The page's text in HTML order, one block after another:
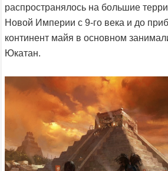
распространялось на большие
Новой Империи с 9-го века и до
континент майя в основном
Юкатан.